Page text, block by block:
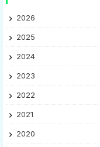
2026
2025
2024
2023
2022
2021
2020